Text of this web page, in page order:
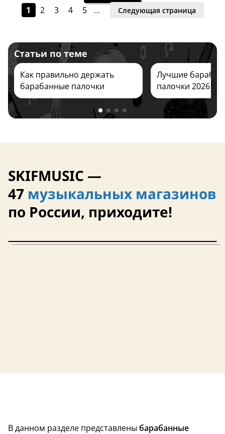
Япония
12 августа
1 2 3 4 5 … Следующая страница
Статьи по теме
Как правильно держать
барабанные палочки
Лучшие
палочки 2026
SKIFMUSIC —
47 музыкальных магазинов
по России, приходите!
В данном разделе представлены барабанные